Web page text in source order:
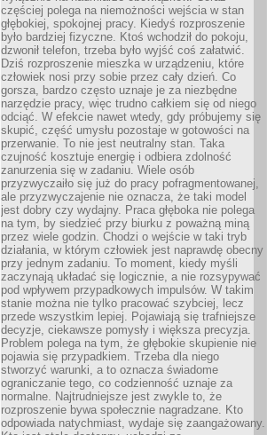
częściej polega na niemożności wejścia w stan
głębokiej, spokojnej pracy. Kiedyś rozproszenie
było bardziej fizyczne. Ktoś wchodził do pokoju,
dzwonił telefon, trzeba było wyjść coś załatwić.
Dziś rozproszenie mieszka w urządzeniu, które
człowiek nosi przy sobie przez cały dzień. Co
gorsza, bardzo często uznaje je za niezbędne
narzędzie pracy, więc trudno całkiem się od niego
odciąć. W efekcie nawet wtedy, gdy próbujemy się
skupić, część umysłu pozostaje w gotowości na
przerwanie. To nie jest neutralny stan. Taka
czujność kosztuje energię i odbiera zdolność
zanurzenia się w zadaniu. Wiele osób
przyzwyczaiło się już do pracy pofragmentowanej,
ale przyzwyczajenie nie oznacza, że taki model
jest dobry czy wydajny. Praca głęboka nie polega
na tym, by siedzieć przy biurku z poważną miną
przez wiele godzin. Chodzi o wejście w taki tryb
działania, w którym człowiek jest naprawdę obecny
przy jednym zadaniu. To moment, kiedy myśli
zaczynają układać się logicznie, a nie rozsypywać
pod wpływem przypadkowych impulsów. W takim
stanie można nie tylko pracować szybciej, lecz
przede wszystkim lepiej. Pojawiają się trafniejsze
decyzje, ciekawsze pomysły i większa precyzja.
Problem polega na tym, że głębokie skupienie nie
pojawia się przypadkiem. Trzeba dla niego
stworzyć warunki, a to oznacza świadome
ograniczanie tego, co codzienność uznaje za
normalne. Najtrudniejsze jest zwykle to, że
rozproszenie bywa społecznie nagradzane. Kto
odpowiada natychmiast, wydaje się zaangażowany.